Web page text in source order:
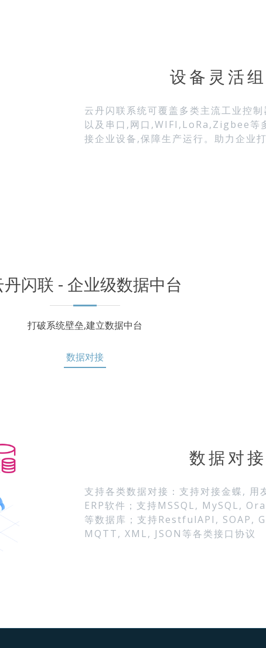
设备灵活
云丹闪联系统可覆盖多类主流工业控
以及串口,网口,WIFI,LoRa,Zigbee等
接企业设备,保障生产运行。助力企业
丹闪联 - 企业级数据中台
打破系统壁垒,建立数据中台
数据对接
数据对接
支持各类数据对接：支持对接金蝶,
ERP软件；支持MSSQL, MySQL,
等数据库；支持RestfulAPI, SOAP,
MQTT, XML, JSON等各类接口协议